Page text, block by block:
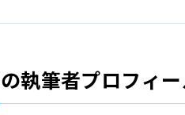
執筆者プロフィ